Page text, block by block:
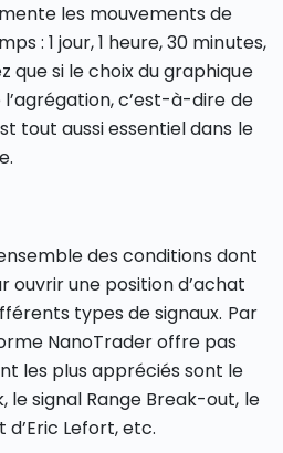
les mouvements de
: 1 jour, 1 heure, 30 minutes,
que si le choix du graphique
c’est-à-dire de
tout aussi essentiel dans le
des conditions dont
ouvrir une position d’achat
types de signaux. Par
NanoTrader offre pas
les plus appréciés sont le
le signal Range Break-out, le
Lefort, etc.